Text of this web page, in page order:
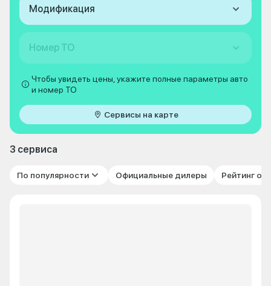
Модификация
Номер ТО
Чтобы увидеть цены, укажите полные параметры авто
и номер ТО
Сервисы на карте
3 сервиса
По популярности Официальные дилеры Рейтинг